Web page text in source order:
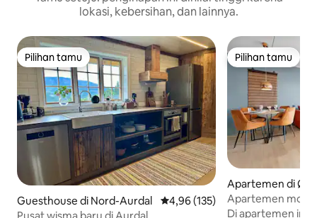
lokasi, kebersihan, dan lainnya.
Pilihan tamu
Pilihan tamu
Guesthouse di Nord-Aurdal Nilai rata-rata 4,96 dari 5, 135
4,96 (135)
Pilihan tamu
Pilihan tamu
Apartemen di
Apartemen
Di apartemen ini,